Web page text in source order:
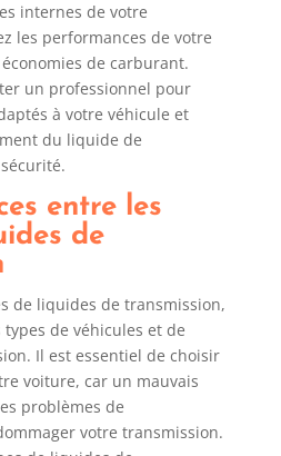
internes de votre
les performances de votre
de carburant.
un professionnel pour
à votre véhicule et
du liquide de
entre les
de
de liquides de transmission,
de véhicules et de
Il est essentiel de choisir
voiture, car un mauvais
problèmes de
votre transmission.